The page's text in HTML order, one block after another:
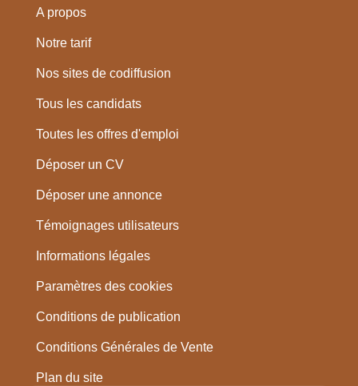
A propos
Notre tarif
Nos sites de codiffusion
Tous les candidats
Toutes les offres d'emploi
Déposer un CV
Déposer une annonce
Témoignages utilisateurs
Informations légales
Paramètres des cookies
Conditions de publication
Conditions Générales de Vente
Plan du site